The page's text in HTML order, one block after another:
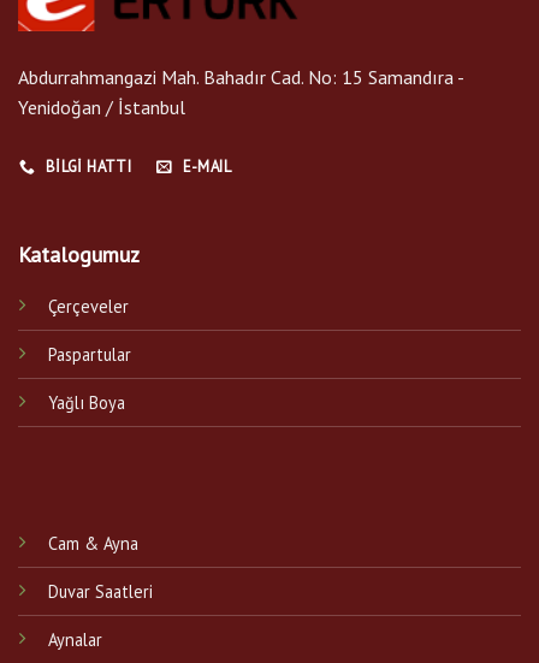
Abdurrahmangazi Mah. Bahadır Cad. No: 15 Samandıra -
Yenidoğan / İstanbul
BILGI HATTI E-MAIL
Katalogumuz
Çerçeveler
Paspartular
Yağlı Boya
Cam & Ayna
Duvar Saatleri
Aynalar